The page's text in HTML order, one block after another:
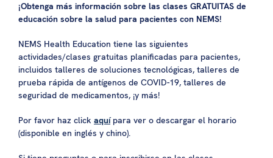
¡Obtenga más información sobre las clases GRATUITAS de
educación sobre la salud para pacientes con NEMS!
NEMS Health Education tiene las siguientes
actividades/clases gratuitas planificadas para pacientes,
incluidos talleres de soluciones tecnológicas, talleres de
prueba rápida de antígenos de COVID-19, talleres de
seguridad de medicamentos, ¡y más!
Por favor haz click aquípara ver o descargar el horario
(disponible en inglés y chino).